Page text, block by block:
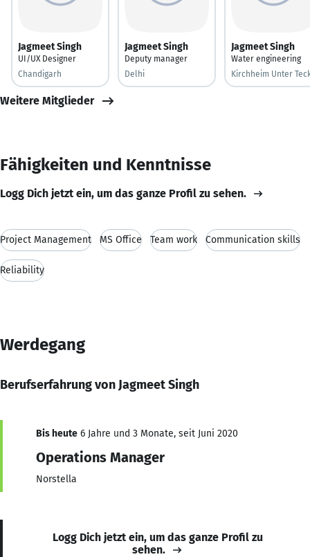
Jagmeet Singh
UI/UX Designer
Chandigarh
Jagmeet Singh
Deputy manager
Delhi
Jagmeet Singh
Water engineering
Kirchheim Unter
Weitere Mitglieder
Fähigkeiten und Kenntnisse
Logg Dich jetzt ein, um das ganze Profil zu sehen.
Project Management MS Office Team work Communication skills
Reliability
Werdegang
Berufserfahrung von Jagmeet Singh
Bis heute 6 Jahre und 3 Monate, seit Juni 2020
Operations Manager
Norstella
Logg Dich jetzt ein, um das ganze Profil zu
sehen.